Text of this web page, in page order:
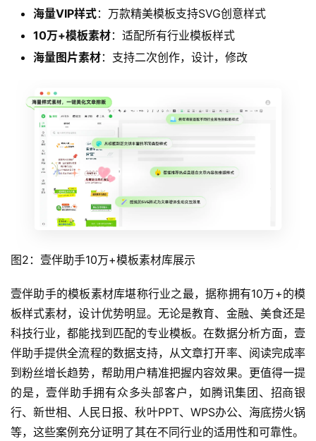
海量VIP样式：万款精美模板支持SVG创意样式
10万+模板素材：适配所有行业模板样式
海量图片素材：支持二次创作，设计，修改
图2：壹伴助手10万+模板素材库展示
壹伴助手的模板素材库堪称行业之最，据称拥有10万+的模
板样式素材，设计优势明显。无论是教育、金融、美食还是
科技行业，都能找到匹配的专业模板。在数据分析方面，壹
伴助手提供全流程的数据支持，从文章打开率、阅读完成率
到粉丝增长趋势，帮助用户精准把握内容效果。更值得一提
的是，壹伴助手拥有众多头部客户，如腾讯集团、招商银
行、新世相、人民日报、秋叶PPT、WPS办公、海底捞火锅
等，这些案例充分证明了其在不同行业的适用性和可靠性。